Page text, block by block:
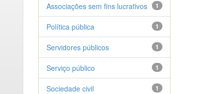
1
Associações sem fins lucrativos
1
Política pública
1
Servidores públicos
1
Serviço público
1
Sociedade civil